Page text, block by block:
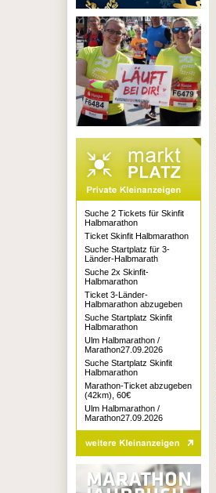
Suche 2 Tickets für Skinfit
Halbmarathon
Ticket Skinfit Halbmarathon
Suche Startplatz für 3-
Länder-Halbmarath
Suche 2x Skinfit-
Halbmarathon
Ticket 3-Länder-
Halbmarathon abzugeben
Suche Startplatz Skinfit
Halbmarathon
Ulm Halbmarathon /
Marathon27.09.2026
Suche Startplatz Skinfit
Halbmarathon
Marathon-Ticket abzugeben
(42km), 60€
Ulm Halbmarathon /
Marathon27.09.2026